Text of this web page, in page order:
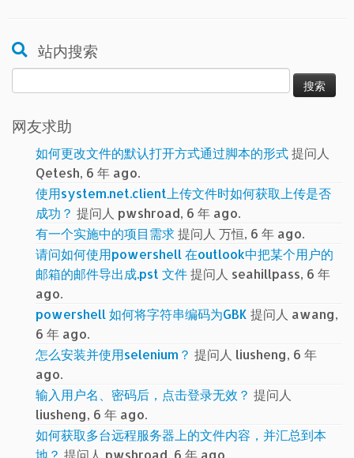
站内搜索
索：
网友求助
如何更改文件的默认打开方式通过脚本的形式提问人
Qetesh, 6 年 ago.
使用system.net.client上传文件时如何获取上传是否
成功？ 提问人 pwshroad, 6 年 ago.
有一个实施中的项目需求提问人 万恒, 6 年 ago.
请问如何使用powershell 在outlook中把某个用户的
邮箱的邮件导出成.pst 文件提问人 seahillpass, 6 年
ago.
powershell 如何将字符串编码为GBK 提问人 awang,
6 年 ago.
怎么安装并使用selenium？ 提问人 liusheng, 6 年
ago.
输入用户名、密码后，点击登录无效？ 提问人
liusheng, 6 年 ago.
如何获取多台远程服务器上的文件内容，并汇总到本
地？ 提问人 pwshroad, 6 年 ago.